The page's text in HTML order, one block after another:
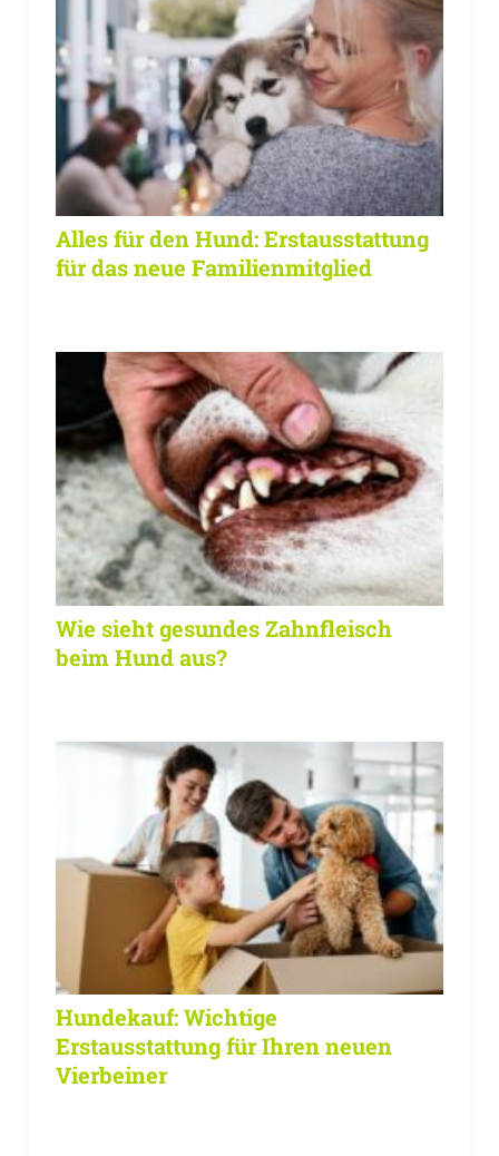
Alles für den Hund: Erstausstattung
für das neue Familienmitglied
Wie sieht gesundes Zahnfleisch
beim Hund aus?
Hundekauf: Wichtige
Erstausstattung für Ihren neuen
Vierbeiner